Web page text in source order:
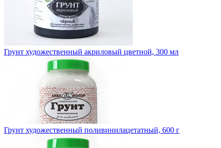
Грунт художественный акриловый цветной, 300 мл
Грунт художественный поливинилацетатный, 600 г